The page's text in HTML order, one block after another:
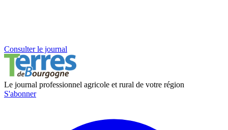
Consulter le journal
Le journal professionnel agricole et rural de votre région
S'abonner